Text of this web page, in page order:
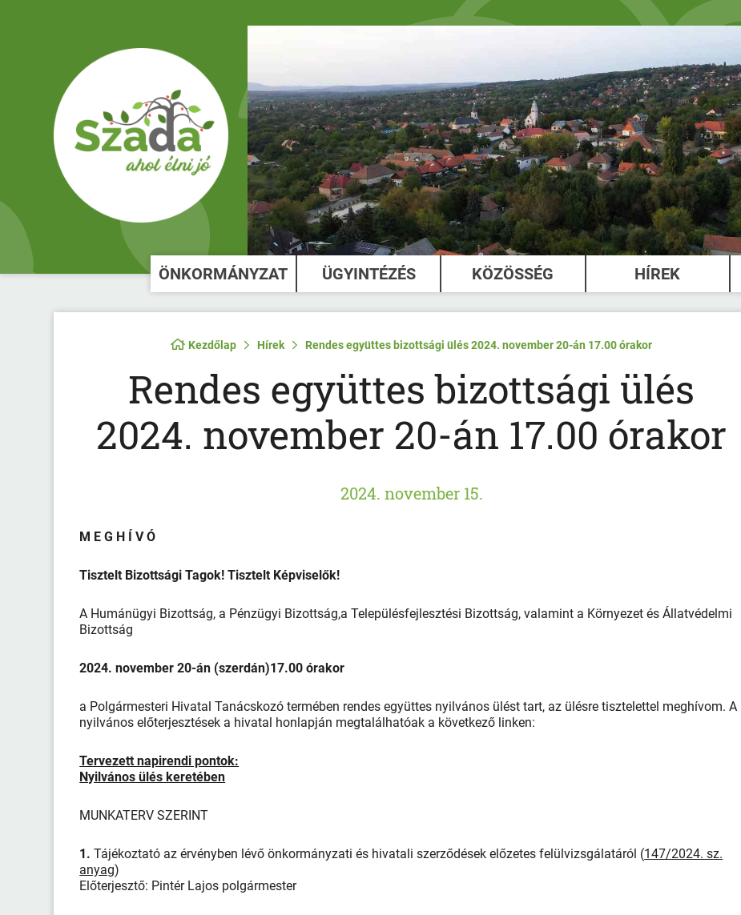
ÖNKORMÁNYZAT ÜGYINTÉZÉS KÖZÖSSÉG HÍREK
Kezdőlap Hírek Rendes együttes bizottsági ülés 2024. november 20-án 17.00 órakor
Rendes együttes bizottsági ülés
2024. november 20-án 17.00 órakor
2024. november 15.
M E G H Í V Ó
Tisztelt Bizottsági Tagok! Tisztelt Képviselők!
A Humánügyi Bizottság, a Pénzügyi Bizottság,a Településfejlesztési Bizottság, valamint a Környezet és Állatvédelmi
Bizottság
2024. november 20-án (szerdán)17.00 órakor
a Polgármesteri Hivatal Tanácskozó termében rendes együttes nyilvános ülést tart, az ülésre tisztelettel meghívom. A
nyilvános előterjesztések a hivatal honlapján megtalálhatóak a következő linken:
Tervezett napirendi pontok:
Nyilvános ülés keretében
MUNKATERV SZERINT
1. Tájékoztató az érvényben lévő önkormányzati és hivatali szerződések előzetes felülvizsgálatáról (147/2024. sz.
anyag)
Előterjesztő: Pintér Lajos polgármester